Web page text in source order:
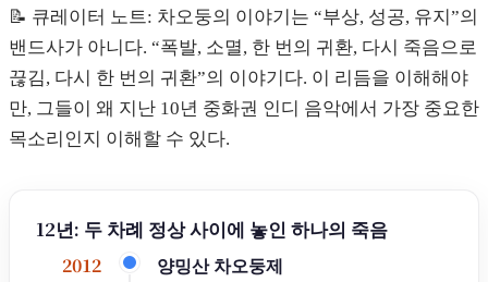
📝 큐레이터 노트: 차오둥의 이야기는 “부상, 성공, 유지”의
밴드사가 아니다. “폭발, 소멸, 한 번의 귀환, 다시 죽음으로
끊김, 다시 한 번의 귀환”의 이야기다. 이 리듬을 이해해야
만, 그들이 왜 지난 10년 중화권 인디 음악에서 가장 중요한
목소리인지 이해할 수 있다.
12년: 두 차례 정상 사이에 놓인 하나의 죽음
2012 양밍산 차오둥제